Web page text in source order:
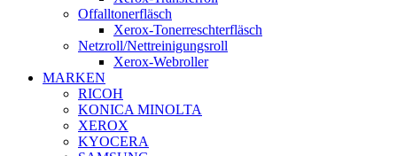
Offalltonerfläsch
Xerox-Tonerreschterfläsch
Netzroll/Nettreinigungsroll
Xerox-Webroller
MARKEN
RICOH
KONICA MINOLTA
XEROX
KYOCERA